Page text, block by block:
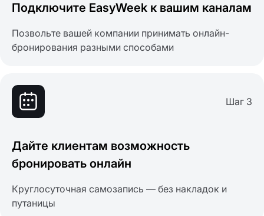
Подключите EasyWeek к вашим каналам
Позвольте вашей компании принимать онлайн-
бронирования разными способами
Шаг 3
Дайте клиентам возможность
бронировать онлайн
Круглосуточная самозапись — без накладок и
путаницы